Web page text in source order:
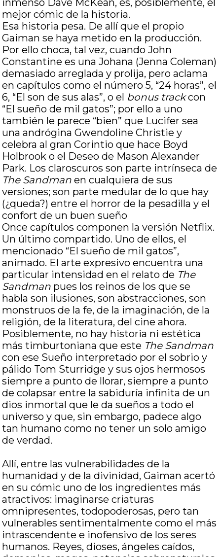
inmenso Dave McKean, es, posiblemente, el
mejor cómic de la historia.
Esa historia pesa. De allí que el propio
Gaiman se haya metido en la producción.
Por ello choca, tal vez, cuando John
Constantine es una Johana (Jenna Coleman)
demasiado arreglada y prolija, pero aclama
en capítulos como el número 5, “24 horas”, el
6, “El son de sus alas”, o el bonus trackcon
“El sueño de mil gatos”; por ello a uno
también le parece “bien” que Lucifer sea
una andrógina Gwendoline Christie y
celebra al gran Corintio que hace Boyd
Holbrook o el Deseo de Mason Alexander
Park. Los claroscuros son parte intrínseca de
The Sandmanen cualquiera de sus
versiones; son parte medular de lo que hay
(¿queda?) entre el horror de la pesadilla y el
confort de un buen sueño
Once capítulos componen la versión Netflix.
Un último compartido. Uno de ellos, el
mencionado “El sueño de mil gatos”,
animado. El arte expresivo encuentra una
particular intensidad en el relato de The
Sandman pues los reinos de los que se
habla son ilusiones, son abstracciones, son
monstruos de la fe, de la imaginación, de la
religión, de la literatura, del cine ahora.
Posiblemente, no hay historia ni estética
más timburtoniana que este The Sandman
con ese Sueño interpretado por el sobrio y
pálido Tom Sturridge y sus ojos hermosos
siempre a punto de llorar, siempre a punto
de colapsar entre la sabiduría infinita de un
dios inmortal que le da sueños a todo el
universo y que, sin embargo, padece algo
tan humano como no tener un solo amigo
de verdad.
Allí, entre las vulnerabilidades de la
humanidad y de la divinidad, Gaiman acertó
en su cómic uno de los ingredientes más
atractivos: imaginarse criaturas
omnipresentes, todopoderosas, pero tan
vulnerables sentimentalmente como el más
intrascendente e inofensivo de los seres
humanos. Reyes, dioses, ángeles caídos,